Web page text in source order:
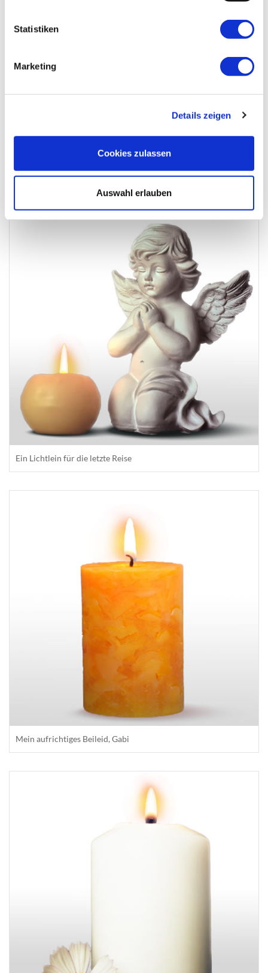
Statistiken
Marketing
Details zeigen
Cookies zulassen
Auswahl erlauben
Meine aufrichtige Anteilnahme; Christian Aubrunner
Ein Lichtlein für die letzte Reise
Mein aufrichtiges Beileid, Gabi